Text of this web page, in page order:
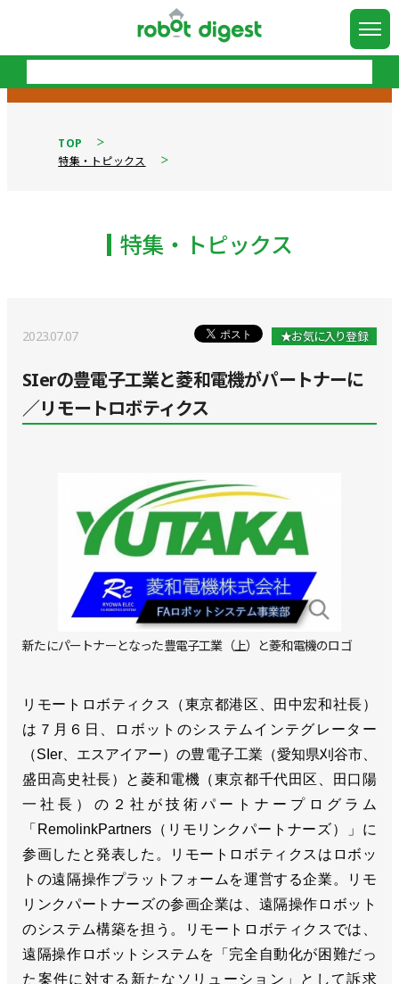
TOP
特集・トピックス
特集・トピックス
2023.07.07 ★お気に入り登録
SIerの豊電子工業と菱和電機がパートナーに
／リモートロボティクス
新たにパートナーとなった豊電子工業（上）と菱和電機のロゴ
リモートロボティクス（東京都港区、田中宏和社長）
は７月６日、ロボットのシステムインテグレーター
（SIer、エスアイアー）の豊電子工業（愛知県刈谷市、
盛田高史社長）と菱和電機（東京都千代田区、田口陽
一社長）の２社が技術パートナープログラム
「RemolinkPartners（リモリンクパートナーズ）」に
参画したと発表した。リモートロボティクスはロボッ
トの遠隔操作プラットフォームを運営する企業。リモ
リンクパートナーズの参画企業は、遠隔操作ロボット
のシステム構築を担う。リモートロボティクスでは、
遠隔操作ロボットシステムを「完全自動化が困難だっ
た案件に対する新たなソリューション」として訴求